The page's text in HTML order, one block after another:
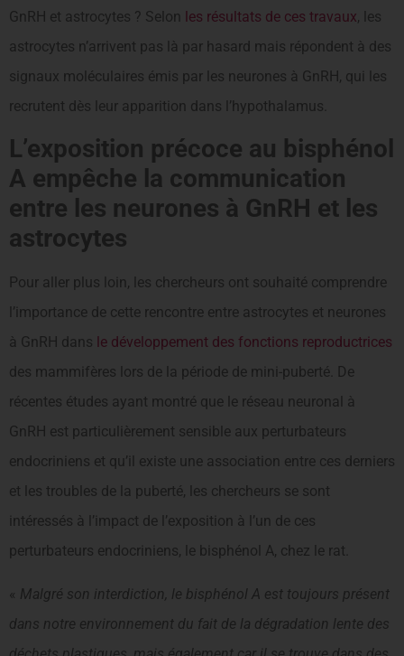
GnRH et astrocytes ? Selon les résultats de ces travaux, les
astrocytes n’arrivent pas là par hasard mais répondent à des
signaux moléculaires émis par les neurones à GnRH, qui les
recrutent dès leur apparition dans l’hypothalamus.
L’exposition précoce au bisphénol
A empêche la communication
entre les neurones à GnRH et les
astrocytes
Pour aller plus loin, les chercheurs ont souhaité comprendre
l’importance de cette rencontre entre astrocytes et neurones
à GnRH dans le développement des fonctions reproductrices
des mammifères lors de la période de mini-puberté. De
récentes études ayant montré que le réseau neuronal à
GnRH est particulièrement sensible aux perturbateurs
endocriniens et qu’il existe une association entre ces derniers
et les troubles de la puberté, les chercheurs se sont
intéressés à l’impact de l’exposition à l’un de ces
perturbateurs endocriniens, le bisphénol A, chez le rat.
« Malgré son interdiction, le bisphénol A est toujours présent
dans notre environnement du fait de la dégradation lente des